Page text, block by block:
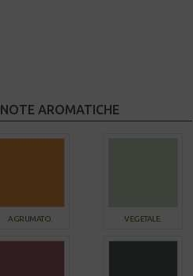
NOTE AROMATICHE
AGRUMATO. VEGETALE.